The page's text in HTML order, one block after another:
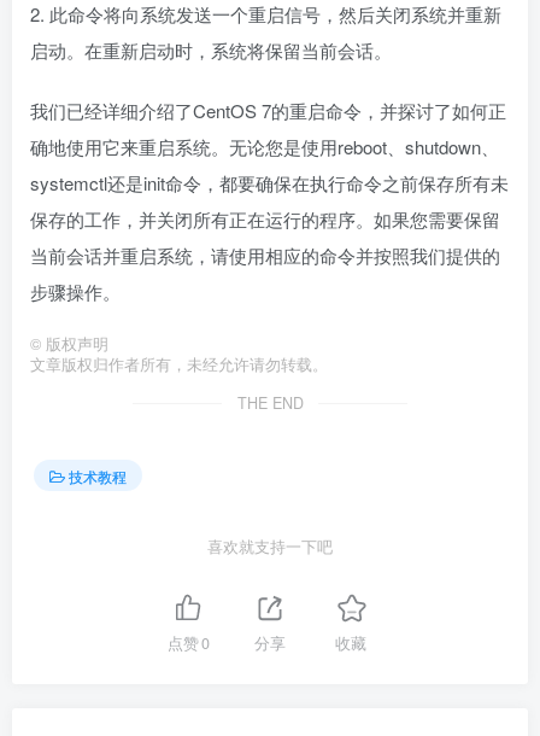
2. 此命令将向系统发送一个重启信号，然后关闭系统并重新
启动。在重新启动时，系统将保留当前会话。
我们已经详细介绍了CentOS 7的重启命令，并探讨了如何正
确地使用它来重启系统。无论您是使用reboot、shutdown、
systemctl还是init命令，都要确保在执行命令之前保存所有未
保存的工作，并关闭所有正在运行的程序。如果您需要保留
当前会话并重启系统，请使用相应的命令并按照我们提供的
步骤操作。
© 版权声明
文章版权归作者所有，未经允许请勿转载。
THE END
技术教程
喜欢就支持一下吧
点赞0 分享 收藏